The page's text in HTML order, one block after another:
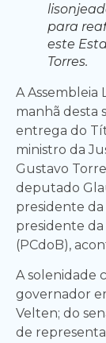
para
este
Torres.
A Assembleia
manhã desta
entrega do
ministro da
Gustavo
deputado
presidente
presidente
(PCdoB),
A solenidade
governador
Velten; do
de